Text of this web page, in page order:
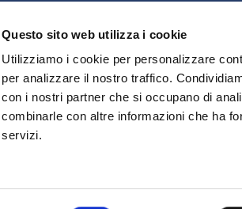
Questo sito web utilizza i cookie
Utilizziamo i cookie per personalizzare
per analizzare il nostro traffico.
con i nostri partner che si occupano di
combinarle con altre informazioni che ha
servizi.
pubblico.
È
Privacy